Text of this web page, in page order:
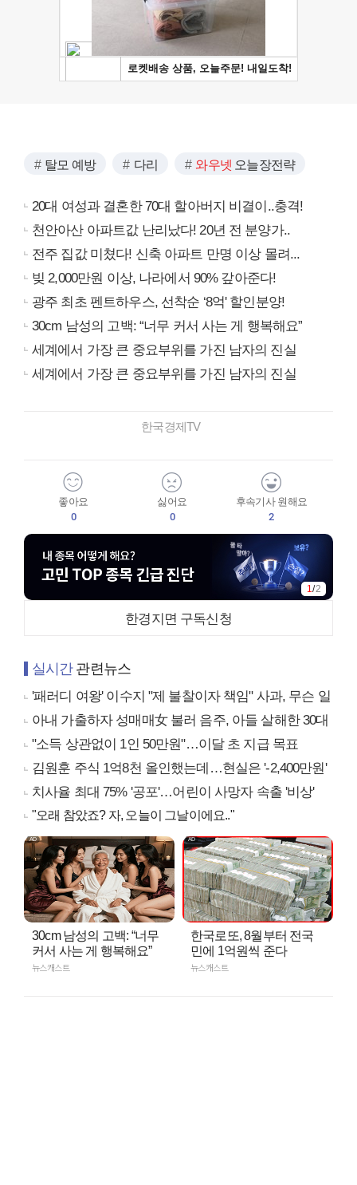
탈모 예방 다리 와우넷 오늘장전략
20대 여성과 결혼한 70대 할아버지 비결이..충격!
천안아산 아파트값 난리났다! 20년 전 분양가..
전주 집값 미쳤다! 신축 아파트 만명 이상 몰려...
빚 2,000만원 이상, 나라에서 90% 갚아준다!
광주 최초 펜트하우스, 선착순 ‘8억' 할인분양!
30cm 남성의 고백: “너무 커서 사는 게 행복해요”
세계에서 가장 큰 중요부위를 가진 남자의 진실
세계에서 가장 큰 중요부위를 가진 남자의 진실
한국경제TV
좋아요
0
싫어요
0
후속기사 원해요
2
1/2
한경지면 구독신청
실시간관련뉴스
'패러디 여왕' 이수지 "제 불찰이자 책임" 사과, 무슨 일
아내 가출하자 성매매女 불러 음주, 아들 살해한 30대
"소득 상관없이 1인 50만원"…이달 초 지급 목표
김원훈 주식 1억8천 올인했는데…현실은 '-2,400만원'
치사율 최대 75% '공포'…어린이 사망자 속출 '비상'
"오래 참았죠? 자, 오늘이 그날이에요.."
30cm 남성의 고백: “너무
커서 사는 게 행복해요”
뉴스캐스트
한국로또, 8월부터 전국
민에 1억원씩 준다
뉴스캐스트